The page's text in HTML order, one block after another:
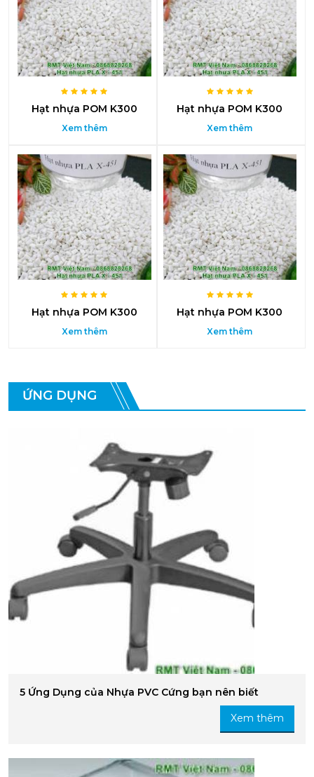
Hạt nhựa POM K300
Xem thêm
Hạt nhựa POM K300
Xem thêm
Hạt nhựa POM K300
Xem thêm
Hạt nhựa POM K300
Xem thêm
ỨNG DỤNG
5 Ứng Dụng của Nhựa PVC Cứng bạn nên biết
Xem thêm